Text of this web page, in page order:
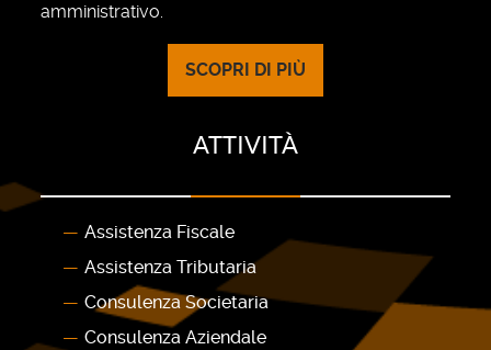
amministrativo.
SCOPRI DI PIÙ
ATTIVITÀ
Assistenza Fiscale
Assistenza Tributaria
Consulenza Societaria
Consulenza Aziendale